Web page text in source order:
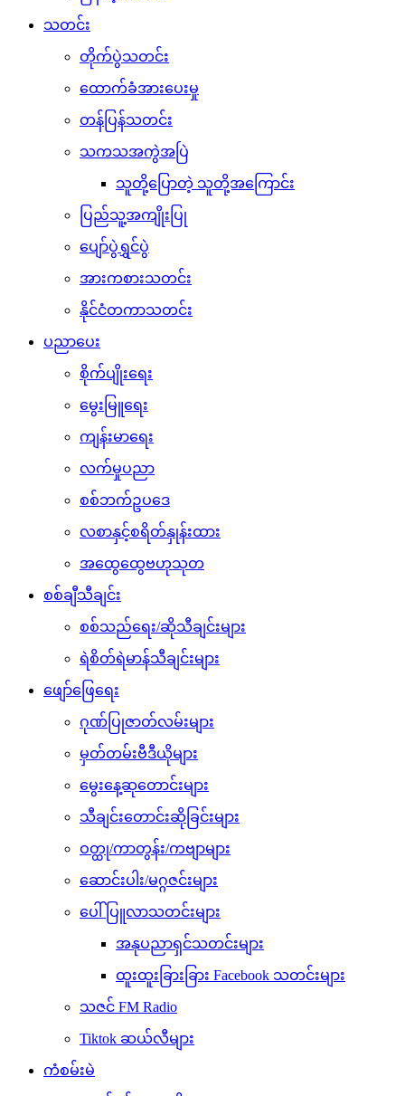
သတင်း
တိုက်ပွဲသတင်း
ထောက်ခံအားပေးမှု
တန်ပြန်သတင်း
သကသအကွဲအပြဲ
သူတို့ပြောတဲ့ သူတို့အကြောင်း
ပြည်သူ့အကျိုးပြု
ပျော်ပွဲရွှင်ပွဲ
အားကစားသတင်း
နိုင်ငံတကာသတင်း
ပညာပေး
စိုက်ပျိုးရေး
မွေးမြူရေး
ကျန်းမာရေး
လက်မှုပညာ
စစ်ဘက်ဥပဒေ
လစာနှင့်စရိတ်နှုန်းထား
အထွေထွေဗဟုသုတ
စစ်ချီသီချင်း
စစ်သည်ရေး/ဆိုသီချင်းများ
ရဲစိတ်ရဲမာန်သီချင်းများ
ဖျော်ဖြေရေး
ဂုဏ်ပြုဇာတ်လမ်းများ
မှတ်တမ်းဗီဒီယိုများ
မွေးနေ့ဆုတောင်းများ
သီချင်းတောင်းဆိုခြင်းများ
ဝတ္ထု/ကာတွန်း/ကဗျာများ
ဆောင်းပါး/မဂ္ဂဇင်းများ
ပေါ်ပြူလာသတင်းများ
အနုပညာရှင်သတင်းများ
ထူးထူးခြားခြား Facebook သတင်းများ
သဇင် FM Radio
Tiktok ဆယ်လီများ
ကံစမ်းမဲ